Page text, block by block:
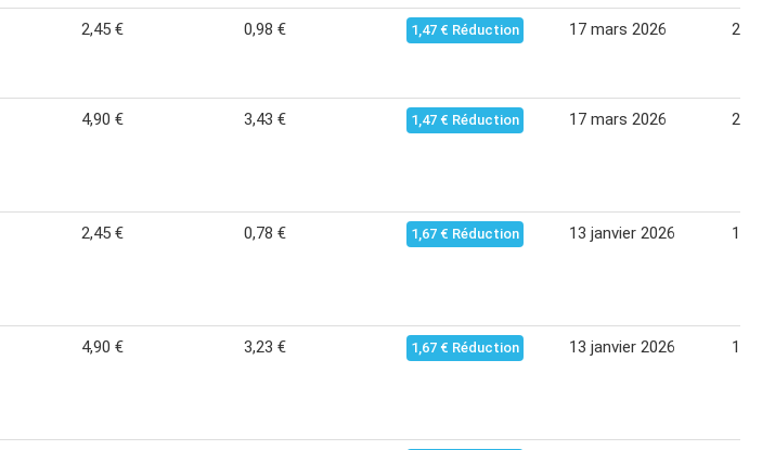
2,45 € 0,98 € 1,47 € Réduction 17 mars 2026 23
4,90 € 3,43 € 1,47 € Réduction 17 mars 2026 23
2,45 € 0,78 € 1,67 € Réduction 13 janvier 2026 19
4,90 € 3,23 € 1,67 € Réduction 13 janvier 2026 19